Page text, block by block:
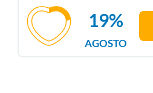
AGOSTO
19%